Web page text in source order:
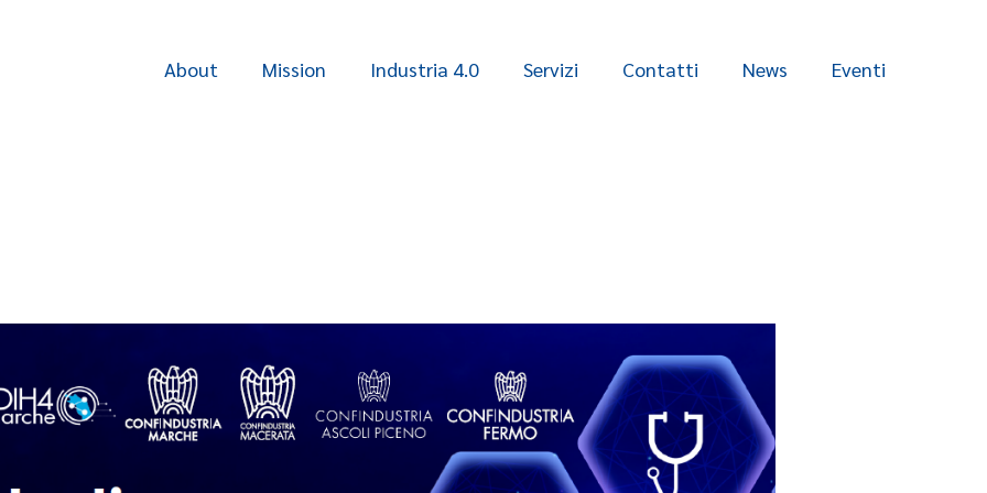
About Mission Industria 4.0 Servizi Contatti News Eventi